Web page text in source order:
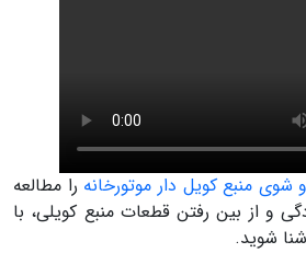
منبع کویل دار موتورخانه را مطالعه
و از بین رفتن قطعات منبع کویلی، با
شوید.